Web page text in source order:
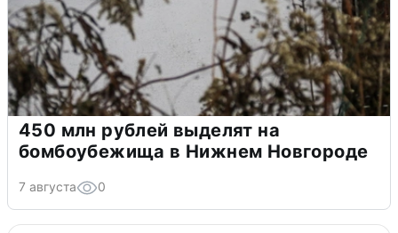
450 млн рублей выделят на
бомбоубежища в Нижнем Новгороде
7 августа 0